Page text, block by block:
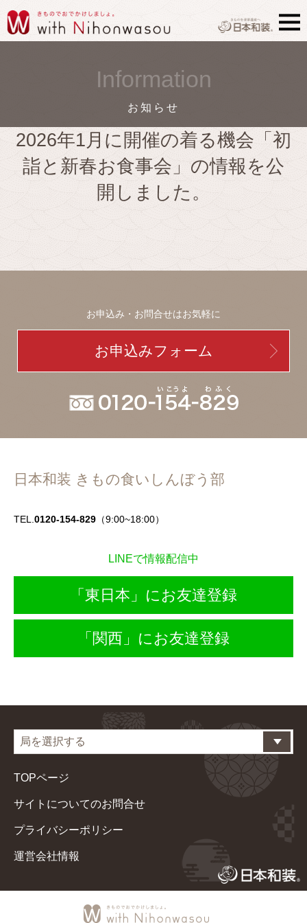
Information
お知らせ
2026年1月に開催の着る機会「初
詣と新春お食事会」の情報を公
開しました。
お申込み・お問合せはお気軽に
お申込みフォーム
日本和装 きもの食いしんぼう部
TEL. 0120-154-829 （9:00~18:00）
LINEで情報配信中
「東日本」にお友達登録
「関西」にお友達登録
TOPページ
サイトについてのお問合せ
プライバシーポリシー
運営会社情報